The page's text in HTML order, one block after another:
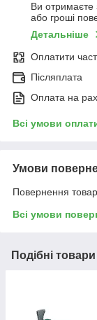
Ви отримаєте
або гроші
Детальніше
Оплатити
Післяплата
Оплата на
Всі умови
Умови
Повернення
Всі умови
Подібні